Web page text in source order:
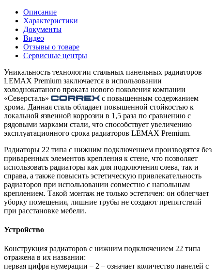
Описание
Характеристики
Документы
Видео
Отзывы о товаре
Сервисные центры
Уникальность технологии стальных панельных радиаторов
LEMAX Premium заключается в использовании
холоднокатаного проката нового поколения компании
«Северсталь»
с повышенным содержанием
хрома. Данная сталь обладает повышенной стойкостью к
локальной язвенной коррозии в 1,5 раза по сравнению с
рядовыми марками стали, что способствует увеличению
эксплуатационного срока радиаторов LEMAX Premium.
Радиаторы 22 типа с нижним подключением производятся без
приваренных элементов крепления к стене, что позволяет
использовать радиаторы как для подключения слева, так и
справа, а также повысить эстетическую привлекательность
радиаторов при использовании совместно с напольным
креплением. Такой монтаж не только эстетичен: он облегчает
уборку помещения, лишние трубы не создают препятствий
при расстановке мебели.
Устройство
Конструкция радиаторов с нижним подключением 22 типа
отражена в их названии:
первая цифра нумерации – 2 – означает количество панелей с